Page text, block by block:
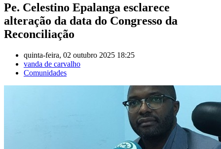
Pe. Celestino Epalanga esclarece
alteração da data do Congresso da
Reconciliação
quinta-feira, 02 outubro 2025 18:25
vanda de carvalho
Comunidades